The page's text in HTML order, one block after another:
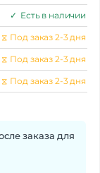
✓ Есть в наличии
⧖ Под заказ 2-3 дня
⧖ Под заказ 2-3 дня
⧖ Под заказ 2-3 дня
заказа для